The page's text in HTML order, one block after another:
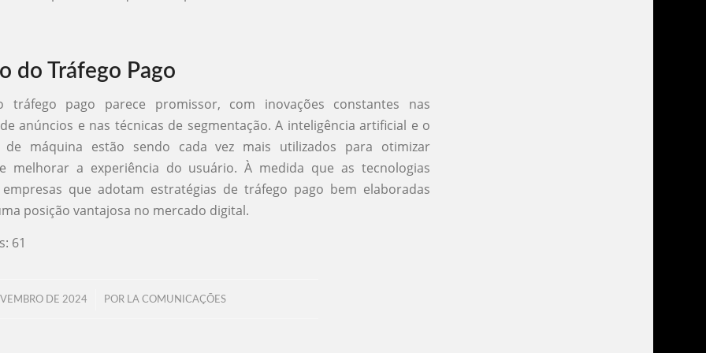
do Tráfego Pago
pago parece promissor, com inovações constantes nas
anúncios e nas técnicas de segmentação. A inteligência artificial e o
de máquina estão sendo cada vez mais utilizados para otimizar
melhorar a experiência do usuário. À medida que as tecnologias
que adotam estratégias de tráfego pago bem elaboradas
posição vantajosa no mercado digital.
61
DE 2024
/ POR LA COMUNICAÇÕES